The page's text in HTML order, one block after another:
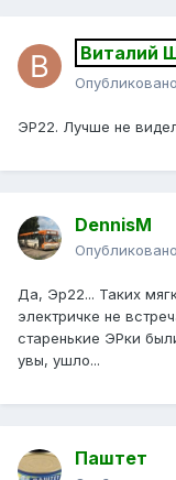
Виталий
Опубликовано
ЭР22. Лучше не
DennisM
Опубликовано
Да, Эр22... Таких
электричке не
старенькие ЭРки
увы, ушло...
Паштет